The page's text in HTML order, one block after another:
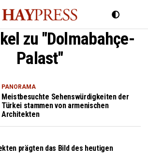
zu "Dolmabahçe-
Palast"
PANORAMA
Meistbesuchte Sehenswürdigkeiten der
Türkei stammen von armenischen
Architekten
prägten das Bild des heutigen